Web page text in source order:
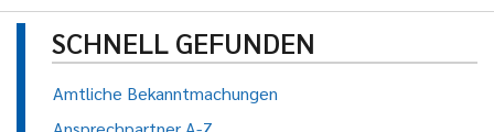
SCHNELL GEFUNDEN
Amtliche Bekanntmachungen